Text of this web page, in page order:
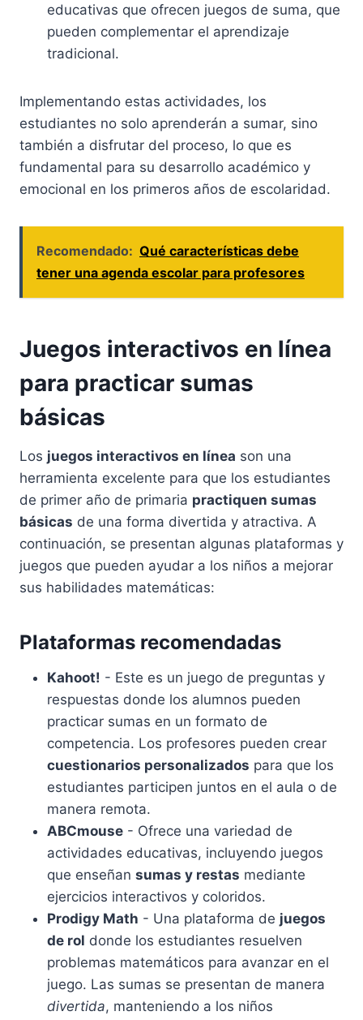
educativas que ofrecen juegos de suma, que
pueden complementar el aprendizaje
tradicional.
Implementando estas actividades, los
estudiantes no solo aprenderán a sumar, sino
también a disfrutar del proceso, lo que es
fundamental para su desarrollo académico y
emocional en los primeros años de escolaridad.
Recomendado: Qué características debe
tener una agenda escolar para profesores
Juegos interactivos en línea
para practicar sumas
básicas
Los juegos interactivos en línea son una
herramienta excelente para que los estudiantes
de primer año de primaria practiquen sumas
básicas de una forma divertida y atractiva. A
continuación, se presentan algunas plataformas y
juegos que pueden ayudar a los niños a mejorar
sus habilidades matemáticas:
Plataformas recomendadas
Kahoot! - Este es un juego de preguntas y
respuestas donde los alumnos pueden
practicar sumas en un formato de
competencia. Los profesores pueden crear
cuestionarios personalizados para que los
estudiantes participen juntos en el aula o de
manera remota.
ABCmouse - Ofrece una variedad de
actividades educativas, incluyendo juegos
que enseñan sumas y restas mediante
ejercicios interactivos y coloridos.
Prodigy Math - Una plataforma de juegos
de rol donde los estudiantes resuelven
problemas matemáticos para avanzar en el
juego. Las sumas se presentan de manera
divertida, manteniendo a los niños